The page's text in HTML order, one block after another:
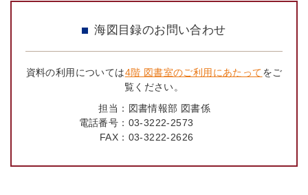
海図目録のお問い合わせ
資料の利用については4階 図書室のご利用にあたってをご
覧ください。
担当： 図書情報部 図書係
電話番号： 03-3222-2573
FAX： 03-3222-2626